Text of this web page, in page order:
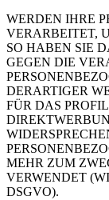
WERDEN IHRE
VERARBEITET,
SO HABEN SIE
GEGEN DIE
DERARTIGER
FÜR DAS
MEHR ZUM
VERWENDET
DSGVO).